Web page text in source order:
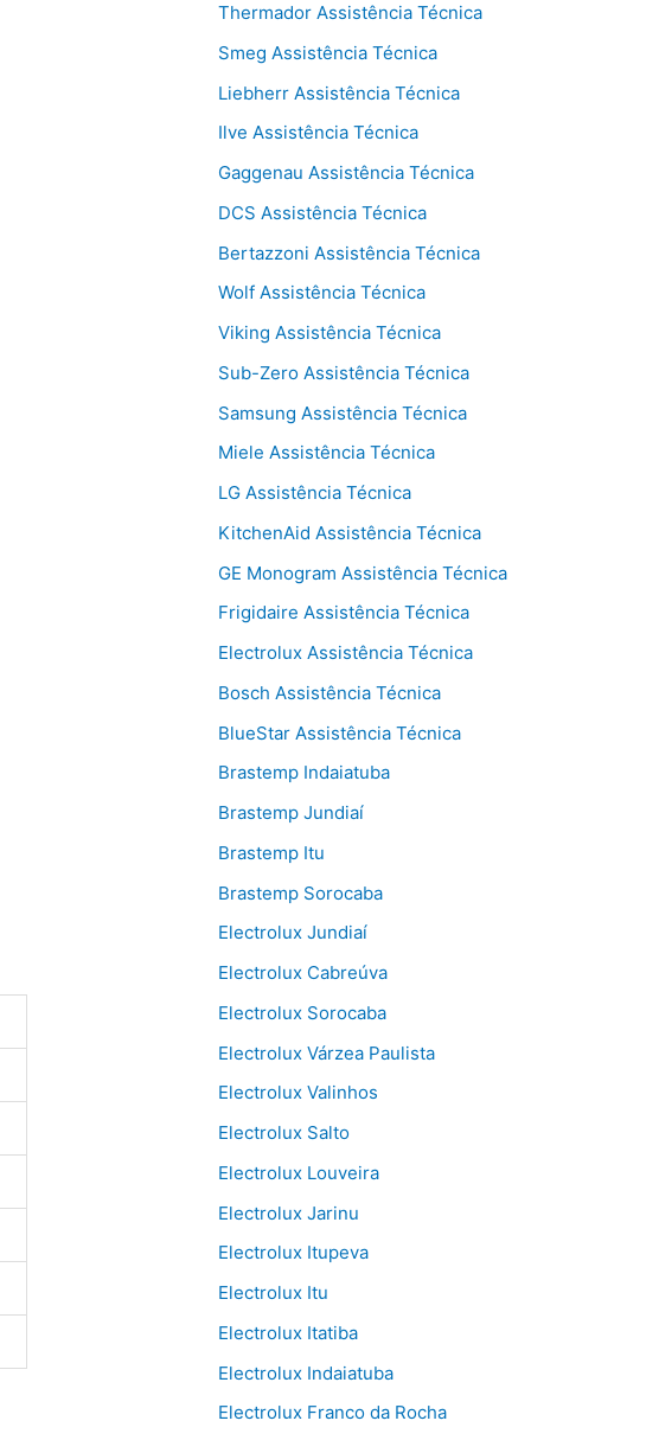
Thermador Assistência Técnica
Smeg Assistência Técnica
Liebherr Assistência Técnica
Ilve Assistência Técnica
Gaggenau Assistência Técnica
DCS Assistência Técnica
Bertazzoni Assistência Técnica
Wolf Assistência Técnica
Viking Assistência Técnica
Sub-Zero Assistência Técnica
Samsung Assistência Técnica
Miele Assistência Técnica
LG Assistência Técnica
KitchenAid Assistência Técnica
GE Monogram Assistência Técnica
Frigidaire Assistência Técnica
Electrolux Assistência Técnica
Bosch Assistência Técnica
BlueStar Assistência Técnica
Brastemp Indaiatuba
Brastemp Jundiaí
Brastemp Itu
Brastemp Sorocaba
Electrolux Jundiaí
Electrolux Cabreúva
Electrolux Sorocaba
Electrolux Várzea Paulista
Electrolux Valinhos
Electrolux Salto
Electrolux Louveira
Electrolux Jarinu
Electrolux Itupeva
Electrolux Itu
Electrolux Itatiba
Electrolux Indaiatuba
Electrolux Franco da Rocha